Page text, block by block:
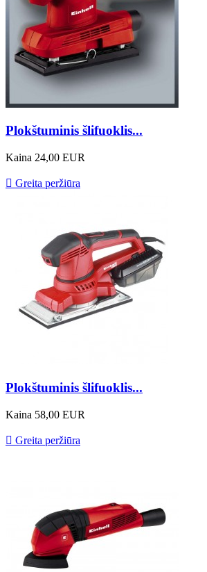
Plokštuminis šlifuoklis...
Kaina 24,00 EUR
 Greita peržiūra
Plokštuminis šlifuoklis...
Kaina 58,00 EUR
 Greita peržiūra